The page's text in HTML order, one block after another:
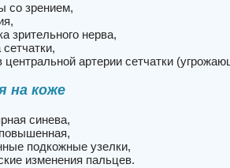
со зрением,
зрительного нерва,
артерии сетчатки
на коже
синева,
подкожные узелки,
изменения пальцев.